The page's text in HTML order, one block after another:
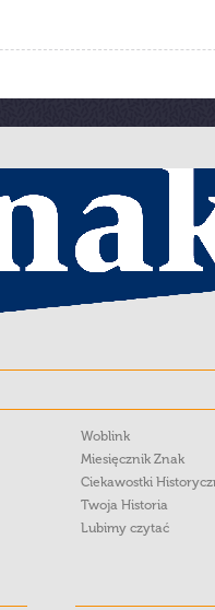
Woblink
Miesięcznik Znak
Ciekawostki
Twoja Historia
Lubimy czytać